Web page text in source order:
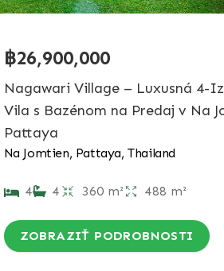
฿26,900,000
Nagawari Village – Luxusná 4-
Vila s Bazénom na Predaj v Na
Pattaya
Na Jomtien, Pattaya, Thailand
4 4 360 m² 488 m²
ZOBRAZIŤ PODROBNOSTI